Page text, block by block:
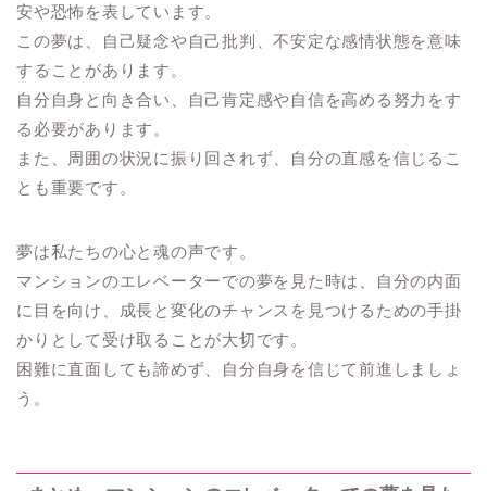
安や恐怖を表しています。
この夢は、自己疑念や自己批判、不安定な感情状態を意味
することがあります。
自分自身と向き合い、自己肯定感や自信を高める努力をす
る必要があります。
また、周囲の状況に振り回されず、自分の直感を信じるこ
とも重要です。
夢は私たちの心と魂の声です。
マンションのエレベーターでの夢を見た時は、自分の内面
に目を向け、成長と変化のチャンスを見つけるための手掛
かりとして受け取ることが大切です。
困難に直面しても諦めず、自分自身を信じて前進しましょ
う。